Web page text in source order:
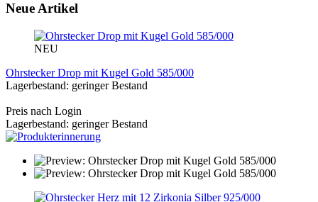
Neue Artikel
NEU
Ohrstecker Drop mit Kugel Gold 585/000
Lagerbestand: geringer Bestand
Preis nach Login
Lagerbestand: geringer Bestand